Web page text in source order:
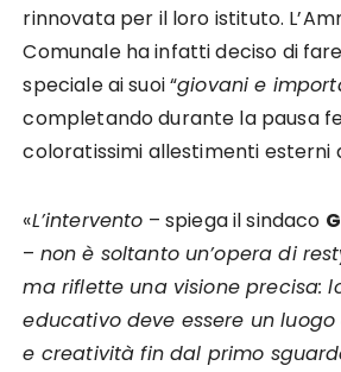
rinnovata per il loro istituto.
Comunale ha infatti deciso di
speciale ai suoi “giovani e
completando durante la pausa
coloratissimi allestimenti esterni
«L’intervento – spiega il sindaco
– non è soltanto un’opera di
ma riflette una visione precisa:
educativo deve essere un
e creatività fin dal primo